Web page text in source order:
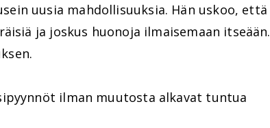
uusia mahdollisuuksia. Hän uskoo, että
ja joskus huonoja ilmaisemaan itseään.
ilman muutosta alkavat tuntua